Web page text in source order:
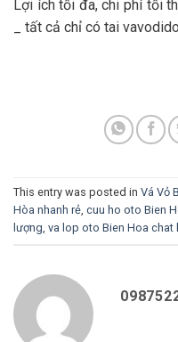
Lợi ích tối đa, chi phí tối
_ tất cả chỉ có tai
This entry was posted in Vá Vỏ
Hòa nhanh rẻ, cuu ho oto Bien
lượng, va lop oto Bien Hoa chat